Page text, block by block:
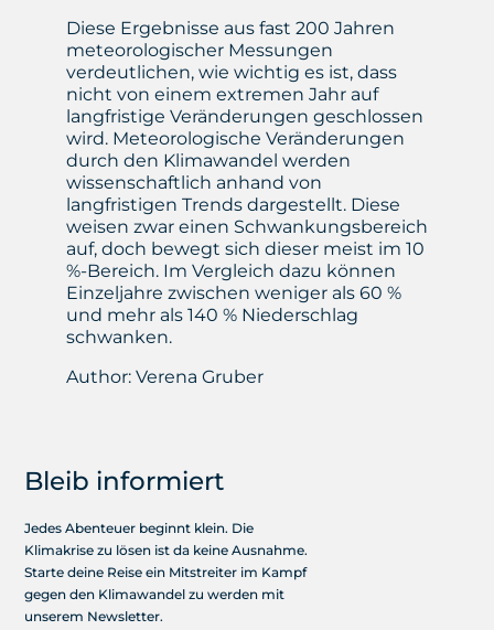
Diese Ergebnisse aus fast 200 Jahren
meteorologischer Messungen
verdeutlichen, wie wichtig es ist, dass
nicht von einem extremen Jahr auf
langfristige Veränderungen geschlossen
wird. Meteorologische Veränderungen
durch den Klimawandel werden
wissenschaftlich anhand von
langfristigen Trends dargestellt. Diese
weisen zwar einen Schwankungsbereich
auf, doch bewegt sich dieser meist im 10
%-Bereich. Im Vergleich dazu können
Einzeljahre zwischen weniger als 60 %
und mehr als 140 % Niederschlag
schwanken.
Author: Verena Gruber
Bleib informiert
Jedes Abenteuer beginnt klein. Die
Klimakrise zu lösen ist da keine Ausnahme.
Starte deine Reise ein Mitstreiter im Kampf
gegen den Klimawandel zu werden mit
unserem Newsletter.